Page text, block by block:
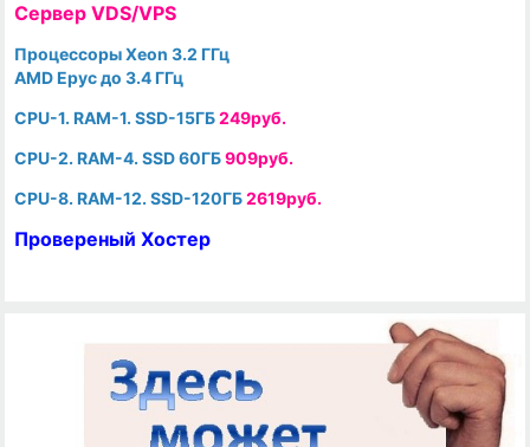
Cервер VDS/VPS
Процессоры Xeon 3.2 ГГц
AMD Epyc до 3.4 ГГц
CPU-1. RAM-1. SSD-15ГБ249руб.
CPU-2. RAM-4. SSD 60ГБ909руб.
CPU-8. RAM-12. SSD-120ГБ2619руб.
Провереный Хостер